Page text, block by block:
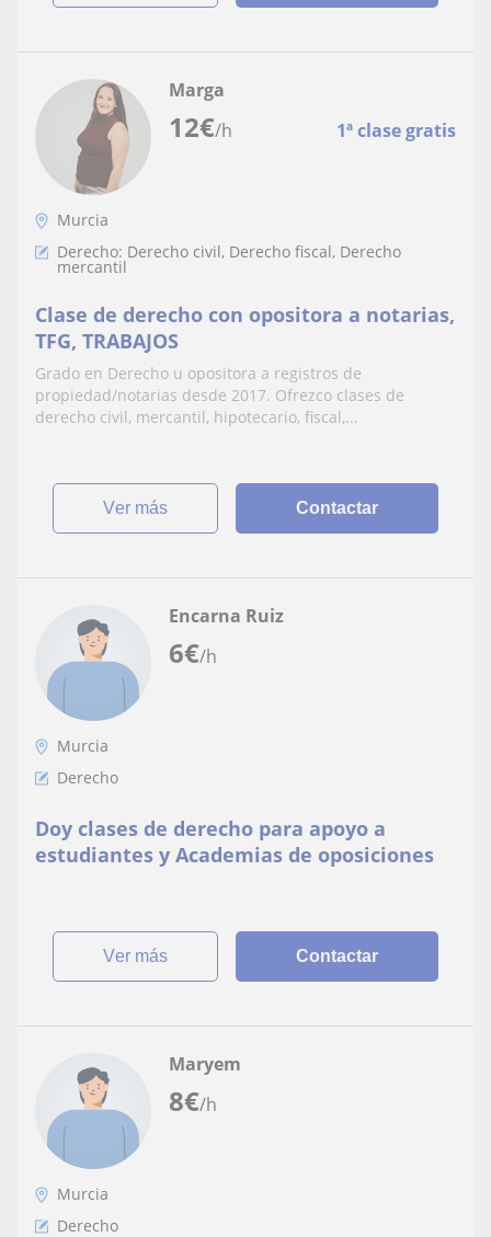
12€/h 1ª clase gratis
Marga
Murcia
Derecho: Derecho civil, Derecho fiscal, Derecho
mercantil
Clase de derecho con opositora a notarias,
TFG, TRABAJOS
Grado en Derecho u opositora a registros de
propiedad/notarias desde 2017. Ofrezco clases de
derecho civil, mercantil, hipotecario, fiscal,...
ver más Contactar
6€/h
Encarna Ruiz
Murcia
Derecho
Doy clases de derecho para apoyo a
estudiantes y Academias de oposiciones
ver más Contactar
8€/h
Maryem
Murcia
Derecho